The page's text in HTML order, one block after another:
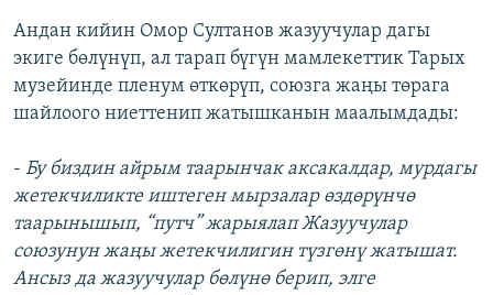
Андан кийин Омор Султанов жазуучулар дагы
экиге бөлүнүп, ал тарап бүгүн мамлекеттик Тарых
музейинде пленум өткөрүп, союзга жаңы төрага
шайлоого ниеттенип жатышканын маалымдады:
- Бу биздин айрым таарынчак аксакалдар, мурдагы
жетекчиликте иштеген мырзалар өздөрүнчө
таарынышып, “путч” жарыялап Жазуучулар
союзунун жаңы жетекчилигин түзгөнү жатышат.
Ансыз да жазуучулар бөлүнө берип, элге